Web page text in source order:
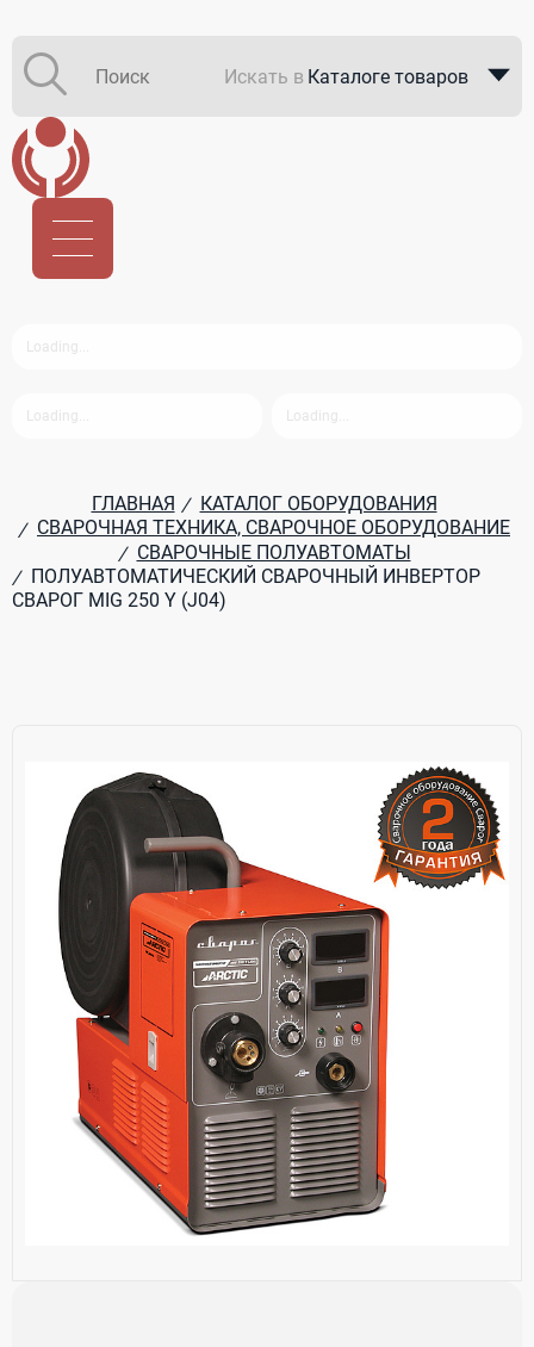
Искать в Каталоге товаров
ГЛАВНАЯ / КАТАЛОГ ОБОРУДОВАНИЯ
/ СВАРОЧНАЯ ТЕХНИКА, СВАРОЧНОЕ ОБОРУДОВАНИЕ
/ СВАРОЧНЫЕ ПОЛУАВТОМАТЫ
/ ПОЛУАВТОМАТИЧЕСКИЙ СВАРОЧНЫЙ ИНВЕРТОР
СВАРОГ MIG 250 Y (J04)